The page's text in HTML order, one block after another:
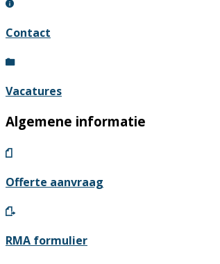
Contact
Vacatures
Algemene informatie
Offerte aanvraag
RMA formulier